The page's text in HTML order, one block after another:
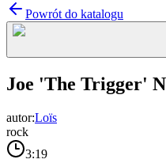
Powrót do katalogu
Joe 'The Trigger'
autor:Loïs
rock
3:19